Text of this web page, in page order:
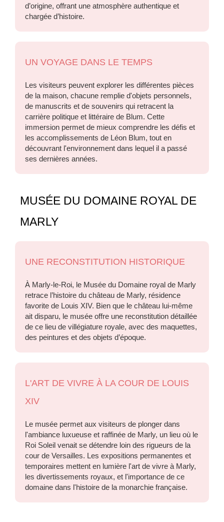
d’origine, offrant une atmosphère authentique et
chargée d’histoire.
UN VOYAGE DANS LE TEMPS
Les visiteurs peuvent explorer les différentes pièces
de la maison, chacune remplie d'objets personnels,
de manuscrits et de souvenirs qui retracent la
carrière politique et littéraire de Blum. Cette
immersion permet de mieux comprendre les défis et
les accomplissements de Léon Blum, tout en
découvrant l'environnement dans lequel il a passé
ses dernières années.
MUSÉE DU DOMAINE ROYAL DE
MARLY
UNE RECONSTITUTION HISTORIQUE
À Marly-le-Roi, le Musée du Domaine royal de Marly
retrace l’histoire du château de Marly, résidence
favorite de Louis XIV. Bien que le château lui-même
ait disparu, le musée offre une reconstitution détaillée
de ce lieu de villégiature royale, avec des maquettes,
des peintures et des objets d’époque.
L'ART DE VIVRE À LA COUR DE LOUIS
XIV
Le musée permet aux visiteurs de plonger dans
l'ambiance luxueuse et raffinée de Marly, un lieu où le
Roi Soleil venait se détendre loin des rigueurs de la
cour de Versailles. Les expositions permanentes et
temporaires mettent en lumière l'art de vivre à Marly,
les divertissements royaux, et l'importance de ce
domaine dans l'histoire de la monarchie française.